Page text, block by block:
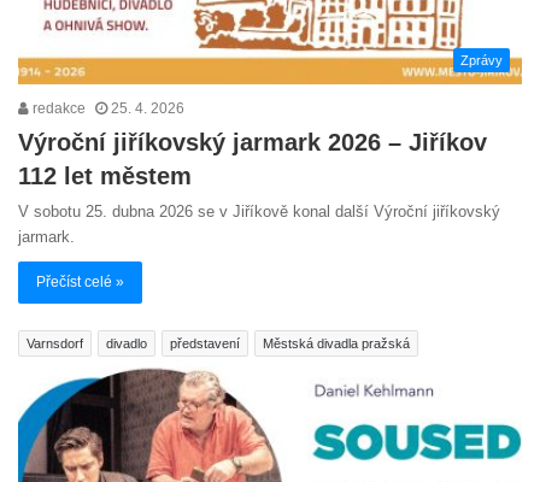
Zprávy
redakce 25. 4. 2026
Výroční jiříkovský jarmark 2026 – Jiříkov
112 let městem
V sobotu 25. dubna 2026 se v Jiříkově konal další Výroční jiříkovský
jarmark.
Přečíst celé »
Varnsdorf divadlo představení Městská divadla pražská